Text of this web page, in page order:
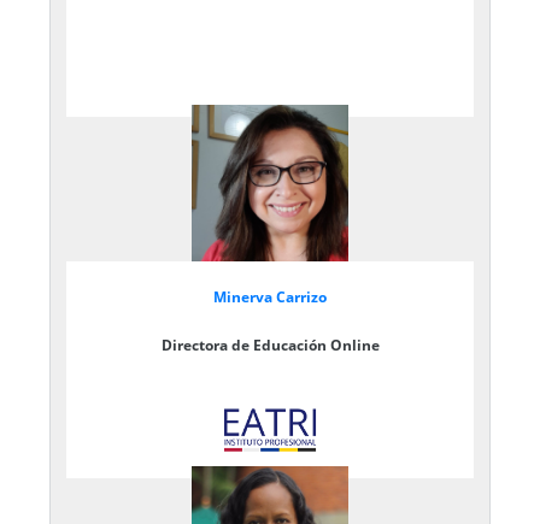
Minerva Carrizo
Directora de Educación Online